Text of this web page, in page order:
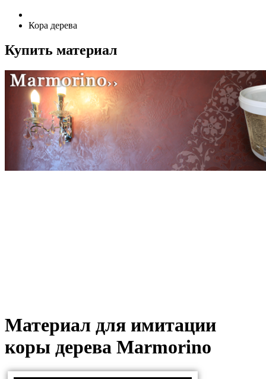
Кора дерева
Купить материал
Материал для имитации
коры дерева Marmorino